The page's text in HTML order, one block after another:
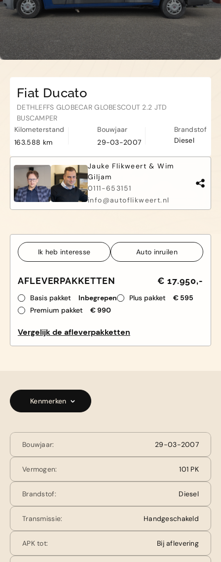
Haamstede
De Roterij 22 4328 BA Burgh-
Fiat Ducato
DETHLEFFS GLOBECAR GLOBESCOUT 2.2 JTD
BUSCAMPER
Kilometerstand
163.588 km
Bouwjaar
29-03-2007
Brandstof
Diesel
Jauke Flikweert & Wim
Giljam
0111-653151
info@autoflikweert.nl
Ik heb interesse Auto inruilen
AFLEVERPAKKETTEN € 17.950,-
Basis pakket Inbegrepen Plus pakket
€ 595
Premium pakket
€ 990
Vergelijk de afleverpakketten
Kenmerken
Bouwjaar: 29-03-2007
Vermogen: 101 PK
Brandstof: Diesel
Transmissie: Handgeschakeld
APK tot: Bij aflevering